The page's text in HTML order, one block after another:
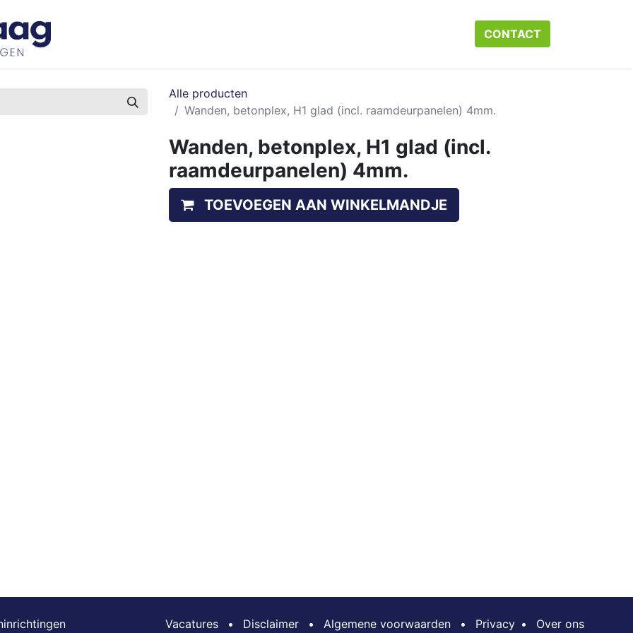
Neem contact op met ons Webshop
CONTACT​​​​
Alle producten
Wanden, betonplex, H1 glad (incl. raamdeurpanelen) 4mm.
Wanden, betonplex, H1 glad (incl.
raamdeurpanelen) 4mm.
TOEVOEGEN AAN WINKELMANDJE
Vacatures • Disclaimer • Algemene voorwaarden • Privacy • Over ons